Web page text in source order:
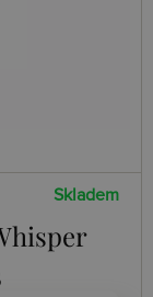
Skladem